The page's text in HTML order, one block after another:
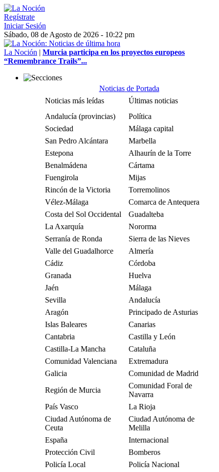
Regístrate
Iniciar Sesión
Sábado, 08 de Agosto de 2026 - 10:22 pm
La Noción | Murcia participa en los proyectos europeos
“Remembrance Trails”...
Noticias de Portada
Noticias más leídas
Últimas noticias
Andalucía (provincias)
Política
Sociedad
Málaga capital
San Pedro Alcántara
Marbella
Estepona
Alhaurín de la Torre
Benalmádena
Cártama
Fuengirola
Mijas
Rincón de la Victoria
Torremolinos
Vélez-Málaga
Comarca de Antequera
Costa del Sol Occidental
Guadalteba
La Axarquía
Nororma
Serranía de Ronda
Sierra de las Nieves
Valle del Guadalhorce
Almería
Cádiz
Córdoba
Granada
Huelva
Jaén
Málaga
Sevilla
Andalucía
Aragón
Principado de Asturias
Islas Baleares
Canarias
Cantabria
Castilla y León
Castilla-La Mancha
Cataluña
Comunidad Valenciana
Extremadura
Galicia
Comunidad de Madrid
Región de Murcia
Comunidad Foral de
Navarra
País Vasco
La Rioja
Ciudad Autónoma de
Ceuta
Ciudad Autónoma de
Melilla
España
Internacional
Protección Civil
Bomberos
Policía Local
Policía Nacional